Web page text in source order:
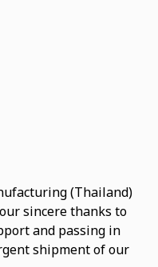
(Thailand)
sincere thanks to
and passing in
shipment of our